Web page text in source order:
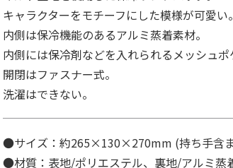
キャラクターをモチーフにした模様が可愛い。
内側は保冷機能のあるアルミ蒸着素材。
内側には保冷剤などを入れられるメッシュポ
開閉はファスナー式。
洗濯はできない。
●サイズ：約265×130×270mm (持ち手含
●材質：表地/ポリエステル、裏地/アルミ蒸